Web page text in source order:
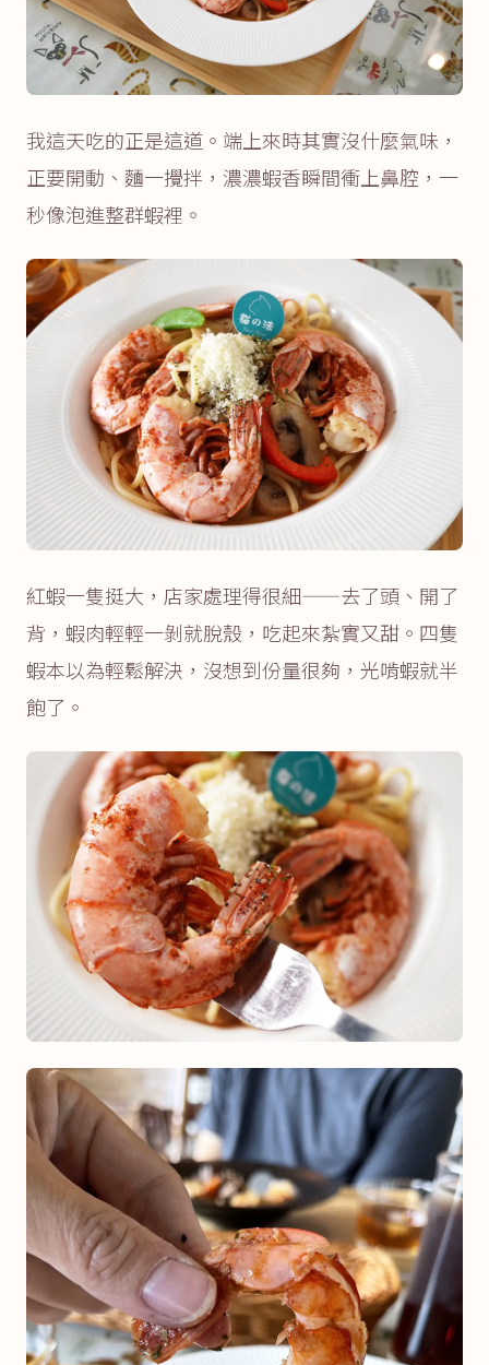
我這天吃的正是這道。端上來時其實沒什麼氣味，
正要開動、麵一攪拌，濃濃蝦香瞬間衝上鼻腔，一
秒像泡進整群蝦裡。
紅蝦一隻挺大，店家處理得很細——去了頭、開了
背，蝦肉輕輕一剝就脫殼，吃起來紮實又甜。四隻
蝦本以為輕鬆解決，沒想到份量很夠，光啃蝦就半
飽了。